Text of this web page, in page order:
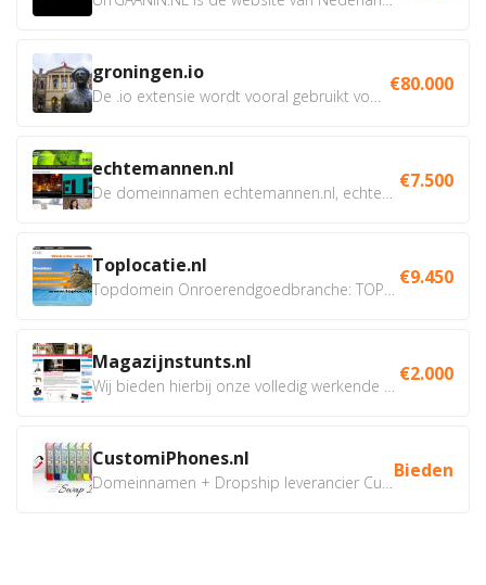
groningen.io €80.000
echtemannen.nl €7.500
Toplocatie.nl €9.450
Magazijnstunts.nl €2.000
CustomiPhones.nl Bieden